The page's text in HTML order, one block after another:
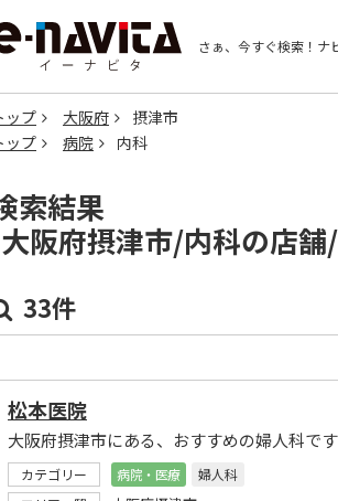
さぁ、今すぐ検索！ ナ
ップ 大阪府
摂津市
ップ
病院 内科
索結果
阪府摂津市/内科の店舗/
33件
松本医院
大阪府摂津市にある、おすすめの婦人科です
カテゴリー 病院・医療
婦人科